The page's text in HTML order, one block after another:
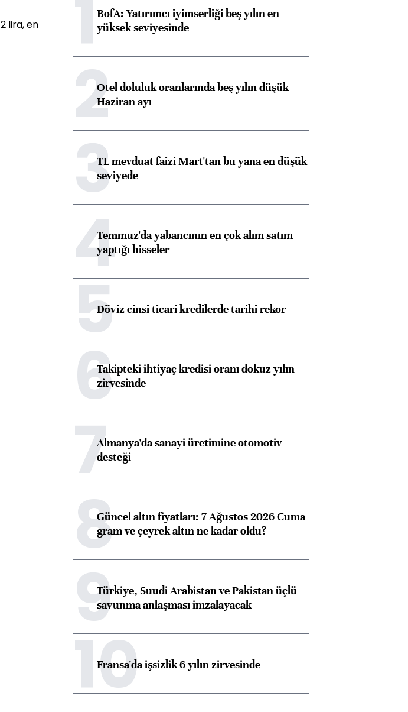
lira, en
1BofA: Yatırımcı iyimserliği beş yılın en
yüksek seviyesinde
2Otel doluluk oranlarında beş yılın düşük
Haziran ayı
3TL mevduat faizi Mart'tan bu yana en düşük
seviyede
4Temmuz'da yabancının en çok alım satım
yaptığı hisseler
5Döviz cinsi ticari kredilerde tarihi rekor
6Takipteki ihtiyaç kredisi oranı dokuz yılın
zirvesinde
7Almanya'da sanayi üretimine otomotiv
desteği
8Güncel altın fiyatları: 7 Ağustos 2026 Cuma
gram ve çeyrek altın ne kadar oldu?
9Türkiye, Suudi Arabistan ve Pakistan üçlü
savunma anlaşması imzalayacak
10
Fransa'da işsizlik 6 yılın zirvesinde